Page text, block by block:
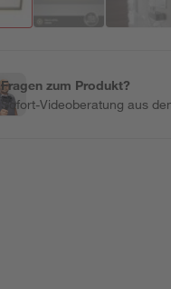
Fragen zum Produkt?
Sofort-Videoberatung aus